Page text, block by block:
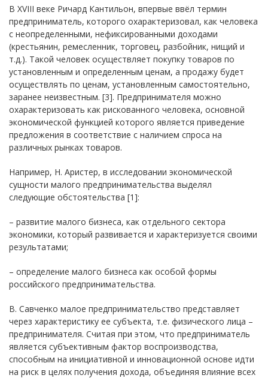
В XVIII веке Ричард Кантильон, впервые ввёл термин
предприниматель, которого охарактеризовал, как человека
с неопределенными, нефиксированными доходами
(крестьянин, ремесленник, торговец, разбойник, нищий и
т.д.). Такой человек осуществляет покупку товаров по
установленным и определенным ценам, а продажу будет
осуществлять по ценам, установленным самостоятельно,
заранее неизвестным. [3]. Предпринимателя можно
охарактеризовать как рискованного человека, основной
экономической функцией которого является приведение
предложения в соответствие с наличием спроса на
различных рынках товаров.
Например, Н. Аристер, в исследовании экономической
сущности малого предпринимательства выделял
следующие обстоятельства [1]:
– развитие малого бизнеса, как отдельного сектора
экономики, который развивается и характеризуется своими
результатами;
– определение малого бизнеса как особой формы
российского предпринимательства.
В. Савченко малое предпринимательство представляет
через характеристику ее субъекта, т.е. физического лица –
предпринимателя. Считая при этом, что предприниматель
является субъективным фактор воспроизводства,
способным на инициативной и инновационной основе идти
на риск в целях получения дохода, объединяя влияние всех